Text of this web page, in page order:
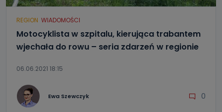
REGION WIADOMOŚCI
Motocyklista w szpitalu, kierująca trabantem
wjechała do rowu – seria zdarzeń w regionie
06.06.2021 18:15
Ewa Szewczyk 0